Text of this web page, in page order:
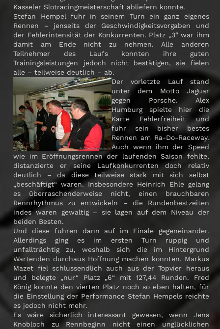
Kasseler Slotracingmeisterschaft abliefern konnte.
Stefan Hempel fuhr in seinem Turn ein ganz eigenes
Rennen – jenseits der Geschwindigkeitsvorgaben und
der Fehlerintensität der Konkurrenten. Platz „3“ war ihm
damit am Ende nicht zu nehmen. Alle anderen
Teilnehmer des Laufs konnten ihre guten
Trainingsleistungen jedoch nicht bestätigen, sie fielen
alle – teilweise deutlich – ab.
Der vorletzte Lauf stand
unter dem Motto Jaguar
gegen Porsche. Alex
Humburg spielte hier die
Karte Fehlerfreiheit und
fuhr sein bisher bestes
Rennen am Ra-Do-Raceway.
Auch wenn ihm der Speed
wie im Eröffnungsrennen der laufenden Saison fehlte,
distanzierte er seine Laufkonkurrenten doch relativ
deutlich – da diese teilweise stark mit sich selbst
„beschäftigt“ waren. Insbesondere Heinrich Ehle gelang
es überraschenderweise nicht, einen brauchbaren
Rennrhythmus zu entwickeln – die Rundenbestzeiten
indes waren gewaltig – sie lagen auf dem Niveau der
beiden Besten.
Und diese fuhren dann auf im Finale gegeneinander.
Allerdings ging es im ersten Turn ruppig und
unfallträchtig zu, weshalb sich die im Hintergrund
Wartenden durchaus Hoffnung machen konnten. Markus
Mazet fiel schlussendlich auch aus der Topvier heraus
und belegte „nur“ Platz „6“ mit 127,44 Runden. Fred
König konnte den vierten Platz noch so eben halten, für
die Einstellung der Performance Stefan Hempels reichte
es jedoch nicht mehr.
Es wäre sicherlich interessant gewesen, wenn Jens
Knobloch zu Rennbeginn nicht einen unglücklichen